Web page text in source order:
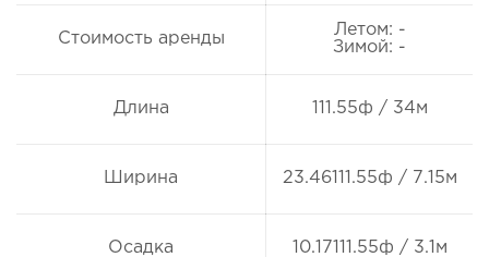
Стоимость аренды
Летом: -
Зимой: -
Длина 111.55ф / 34м
Ширина 23.46111.55ф / 7.15м
Осадка 10.17111.55ф / 3.1м